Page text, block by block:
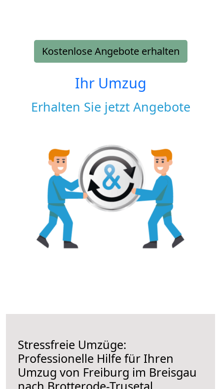
Kostenlose Angebote erhalten
Ihr Umzug
Erhalten Sie jetzt Angebote
Stressfreie Umzüge:
Professionelle Hilfe für Ihren
Umzug von Freiburg im Breisgau